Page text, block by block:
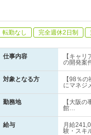
転勤なし 完全週休2日制
仕事内容
【キャ
の開発案
対象となる方
【98％
にマネジ
勤務地
【大阪
館…
給与
月給
験・スキ